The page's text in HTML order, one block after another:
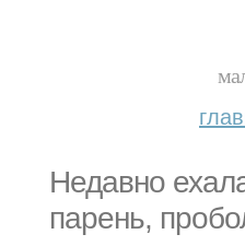
Недавно
парень,